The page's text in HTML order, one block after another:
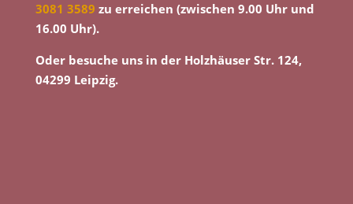
3081 3589 zu erreichen (zwischen 9.00 Uhr und
16.00 Uhr).
Oder besuche uns in der Holzhäuser Str. 124,
04299 Leipzig.